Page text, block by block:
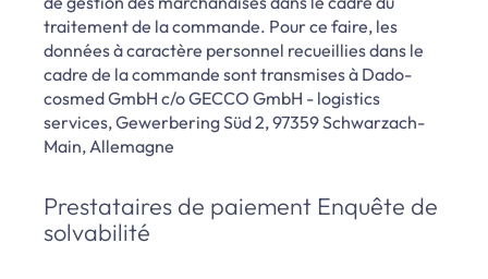
traitement de la commande. Pour ce faire, les
données à caractère personnel recueillies dans le
cadre de la commande sont transmises à Dado-
cosmed GmbH c/o GECCO GmbH - logistics
services, Gewerbering Süd 2, 97359 Schwarzach-
Main, Allemagne
Prestataires de paiement Enquête de
solvabilité